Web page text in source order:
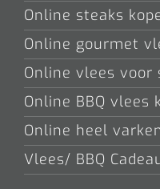
Online steaks
Online gourmet
Online vlees voor
Online BBQ vlees
Online heel
Vlees/ BBQ